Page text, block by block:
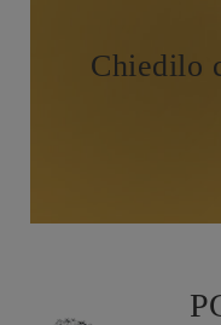
Chiedilo